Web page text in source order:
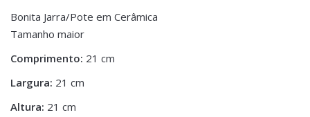
Bonita Jarra/Pote em Cerâmica
Tamanho maior
Comprimento: 21 cm
Largura: 21 cm
Altura: 21 cm